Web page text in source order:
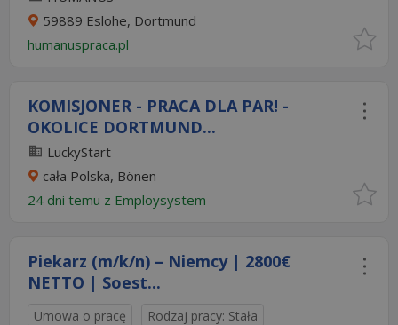
59889 Eslohe, Dortmund
humanuspraca.pl
KOMISJONER - PRACA DLA PAR! -
OKOLICE DORTMUND...
LuckyStart
cała Polska, Bönen
24 dni temu z Employsystem
Piekarz (m/k/n) – Niemcy | 2800€
NETTO | Soest...
Umowa o pracę Rodzaj pracy: Stała